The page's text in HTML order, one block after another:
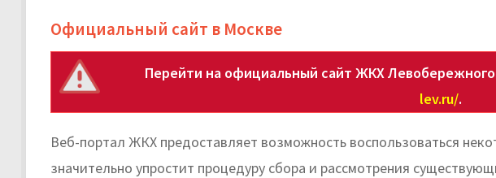
Официальный сайт в Москве
Перейти на официальный сайт ЖКХ
lev.ru/.
Веб-портал ЖКХ предоставляет возможность воспользоваться
значительно упростит процедуру сбора и рассмотрения